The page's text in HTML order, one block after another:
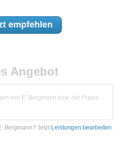
empfehlen
Angebot
von E. Bergmann bzw. der Praxis
Bergmann? Jetzt Leistungen bearbeiten.